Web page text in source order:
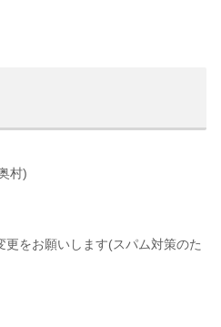
村)
をお願いします(スパム対策のた